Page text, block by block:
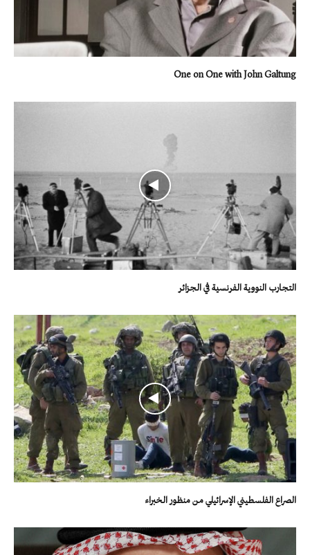
One on One with John Galtung
التجارب النووية الفرنسية في الجزائر
الصراع الفلسطيني الإسرائيلي من منظور الخبراء